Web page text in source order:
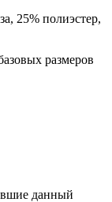
25% полиэстер,
размеров
данный